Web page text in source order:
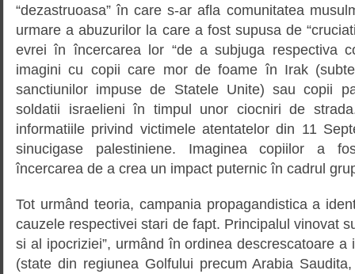
“dezastruoasa” în care s-ar afla comunitatea
urmare a abuzurilor la care a fost supusa de
evrei în încercarea lor “de a subjuga respectiva
imagini cu copii care mor de foame în Irak
sanctiunilor impuse de Statele Unite) sau copii
soldatii israelieni în timpul unor ciocniri de
informatiile privind victimele atentatelor din 11
sinucigase palestiniene. Imaginea copiilor a
încercarea de a crea un impact puternic în cadrul
Tot urmând teoria, campania propagandistica a
cauzele respectivei stari de fapt. Principalul vinovat
si al ipocriziei”, urmând în ordinea descrescatoare a
(state din regiunea Golfului precum Arabia